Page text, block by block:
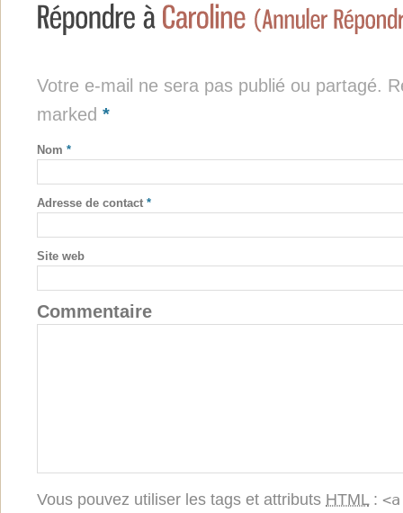
Votre e-mail ne sera pas publié ou partagé.
marked *
Nom *
Adresse de contact *
Site web
Commentaire
Vous pouvez utiliser les tags et attributs HTML :